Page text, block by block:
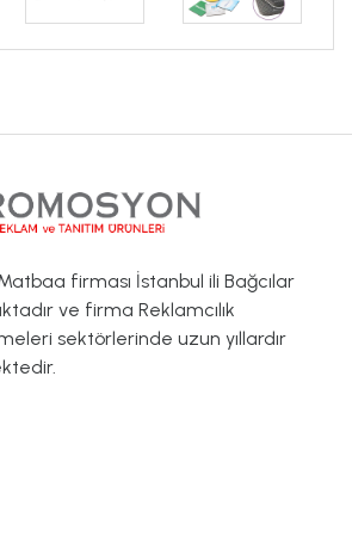
firması İstanbul ili Bağcılar
ve firma Reklamcılık
sektörlerinde uzun yıllardır